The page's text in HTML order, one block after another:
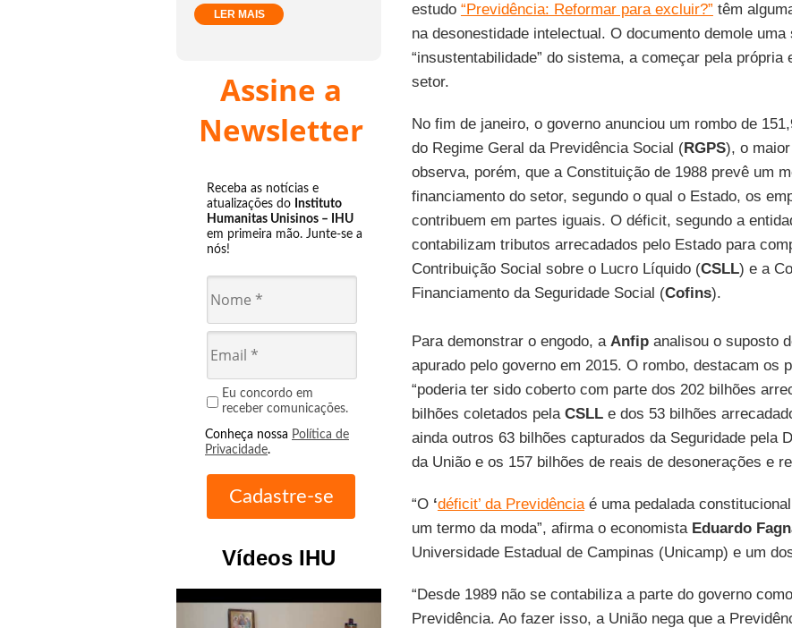
LER MAIS
Assine a
Newsletter
Receba as notícias e
atualizações do Instituto
Humanitas Unisinos – IHU
em primeira mão. Junte-se a
nós!
Eu concordo em
receber comunicações.
Conheça nossa Política de
Privacidade.
Vídeos IHU
estudo “Previdência: Reformar para excluir?” têm
na desonestidade intelectual. O documento demole
“insustentabilidade” do sistema, a começar pela
setor.
No fim de janeiro, o governo anunciou um rombo de
do Regime Geral da Previdência Social (RGPS), o
observa, porém, que a Constituição de 1988 prevê um
financiamento do setor, segundo o qual o Estado, os
contribuem em partes iguais. O déficit, segundo a
contabilizam tributos arrecadados pelo Estado para
Contribuição Social sobre o Lucro Líquido (CSLL) e a
Financiamento da Seguridade Social (Cofins).
Para demonstrar o engodo, a Anfipanalisou o suposto
apurado pelo governo em 2015. O rombo, destacam os
“poderia ter sido coberto com parte dos 202 bilhões
bilhões coletados pela CSLLe dos 53 bilhões
ainda outros 63 bilhões capturados da Seguridade pela
da União e os 157 bilhões de reais de desonerações e
“O ‘déficit’ da Previdênciaé uma pedalada
um termo da moda”, afirma o economista Eduardo
Universidade Estadual de Campinas (Unicamp) e um
“Desde 1989 não se contabiliza a parte do governo
Previdência. Ao fazer isso, a União nega que a